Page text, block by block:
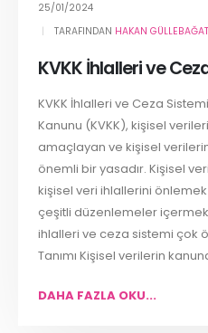
25/01/2024
TARAFINDAN HAKAN
KVKK İhlalleri ve
KVKK İhlalleri ve Ceza
Kanunu (KVKK), kişisel
amaçlayan ve kişisel
önemli bir yasadır. Kişisel
kişisel veri ihlallerini
çeşitli düzenlemeler
ihlalleri ve ceza sistemi çok
Tanımı Kişisel verilerin
DAHA FAZLA OKU...